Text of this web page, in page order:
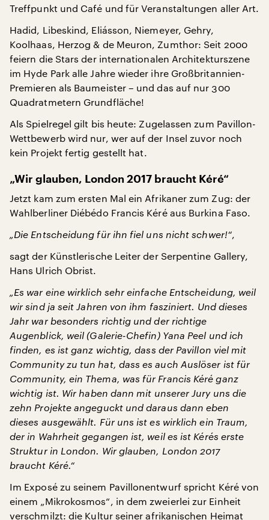
Treffpunkt und Café und für Veranstaltungen aller Art.
Hadid, Libeskind, Eliásson, Niemeyer, Gehry,
Koolhaas, Herzog & de Meuron, Zumthor: Seit 2000
feiern die Stars der internationalen Architekturszene
im Hyde Park alle Jahre wieder ihre Großbritannien-
Premieren als Baumeister – und das auf nur 300
Quadratmetern Grundfläche!
Als Spielregel gilt bis heute: Zugelassen zum Pavillon-
Wettbewerb wird nur, wer auf der Insel zuvor noch
kein Projekt fertig gestellt hat.
„Wir glauben, London 2017 braucht Kéré“
Jetzt kam zum ersten Mal ein Afrikaner zum Zug: der
Wahlberliner Diébédo Francis Kéré aus Burkina Faso.
„Die Entscheidung für ihn fiel uns nicht schwer!“,
sagt der Künstlerische Leiter der Serpentine Gallery,
Hans Ulrich Obrist.
„Es war eine wirklich sehr einfache Entscheidung, weil
wir sind ja seit Jahren von ihm fasziniert. Und dieses
Jahr war besonders richtig und der richtige
Augenblick, weil (Galerie-Chefin) Yana Peel und ich
finden, es ist ganz wichtig, dass der Pavillon viel mit
Community zu tun hat, dass es auch Auslöser ist für
Community, ein Thema, was für Francis Kéré ganz
wichtig ist. Wir haben dann mit unserer Jury uns die
zehn Projekte angeguckt und daraus dann eben
dieses ausgewählt. Für uns ist es wirklich ein Traum,
der in Wahrheit gegangen ist, weil es ist Kérés erste
Struktur in London. Wir glauben, London 2017
braucht Kéré.“
Im Exposé zu seinem Pavillonentwurf spricht Kéré von
einem „Mikrokosmos“, in dem zweierlei zur Einheit
verschmilzt: die Kultur seiner afrikanischen Heimat